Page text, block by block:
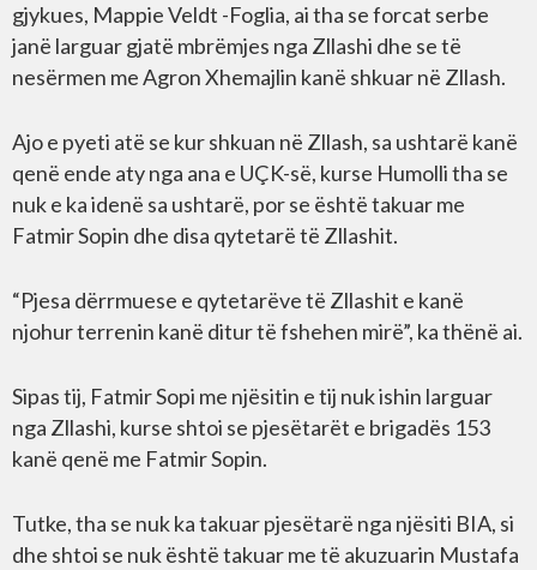
gjykues, Mappie Veldt -Foglia, ai tha se forcat serbe
janë larguar gjatë mbrëmjes nga Zllashi dhe se të
nesërmen me Agron Xhemajlin kanë shkuar në Zllash.
Ajo e pyeti atë se kur shkuan në Zllash, sa ushtarë kanë
qenë ende aty nga ana e UÇK-së, kurse Humolli tha se
nuk e ka idenë sa ushtarë, por se është takuar me
Fatmir Sopin dhe disa qytetarë të Zllashit.
“Pjesa dërrmuese e qytetarëve të Zllashit e kanë
njohur terrenin kanë ditur të fshehen mirë”, ka thënë ai.
Sipas tij, Fatmir Sopi me njësitin e tij nuk ishin larguar
nga Zllashi, kurse shtoi se pjesëtarët e brigadës 153
kanë qenë me Fatmir Sopin.
Tutke, tha se nuk ka takuar pjesëtarë nga njësiti BIA, si
dhe shtoi se nuk është takuar me të akuzuarin Mustafa